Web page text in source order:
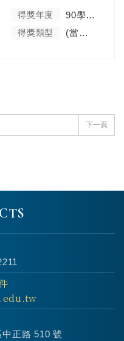
得獎年度 90學年度
得獎類型 (當學年度未分類)
下一頁
正路 510 號